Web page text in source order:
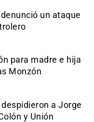
un ataque
para madre e hija
Monzón
a Jorge
y Unión